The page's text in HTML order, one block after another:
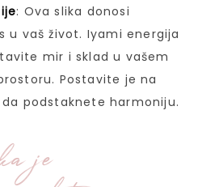
: Ova slika donosi
u vaš život. Iyami energija
mir i sklad u vašem
Postavite je na
podstaknete harmoniju.
je